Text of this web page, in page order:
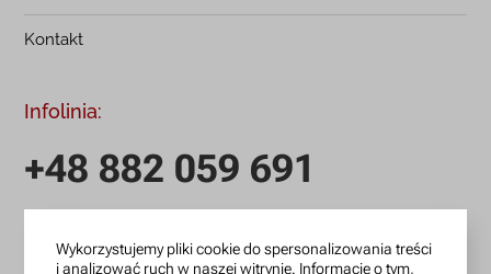
Kontakt
Infolinia:
+48 882 059 691
zamowienia@lanotti.com
Wykorzystujemy pliki cookie do spersonalizowania treści
i analizować ruch w naszej witrynie. Informacje o tym,